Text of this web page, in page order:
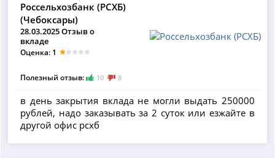
Россельхозбанк (РСХБ)
(Чебоксары)
28.03.2025 Отзыв о
вкладе
Оценка: 1
Полезный отзыв: 10 8
в день закрытия вклада не могли выдать 250000
рублей, надо заказывать за 2 суток или езжайте в
другой офис рсхб